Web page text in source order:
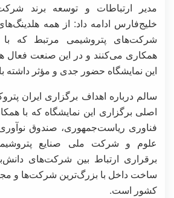
مدیر ارتباطات و توسعه برند
خلیج‌فارس ادامه داد: از همه
شرکت‌های پتروشیمی مرتبط که با
همکاری می‌کنند و در این صنعت فعال
این نمایشگاه حضور جدی و مؤثر داشته
سالم درباره اهداف برگزاری ایران
اصلی برگزاری این نمایشگاه که با
فناوری ریاست‌جمهوری، صندوق
علوم و شرکت ملی صنایع
برقراری ارتباط بین شرکت‌های
ساخت داخل با بزرگ‌ترین شرکت‌ها و
کشور است.